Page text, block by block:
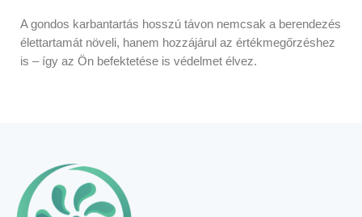
A gondos karbantartás hosszú távon nemcsak a berendezés
élettartamát növeli, hanem hozzájárul az értékmegőrzéshez
is – így az Ön befektetése is védelmet élvez.